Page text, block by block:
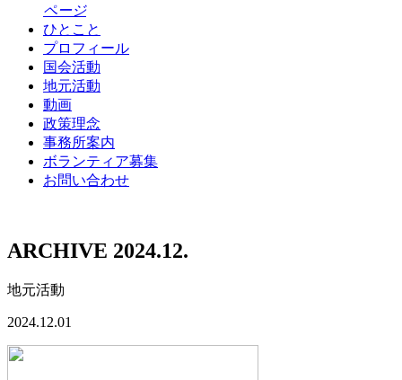
ページ
ひとこと
プロフィール
国会活動
地元活動
動画
政策理念
事務所案内
ボランティア募集
お問い合わせ
ARCHIVE 2024.12.
地元活動
2024.12.01